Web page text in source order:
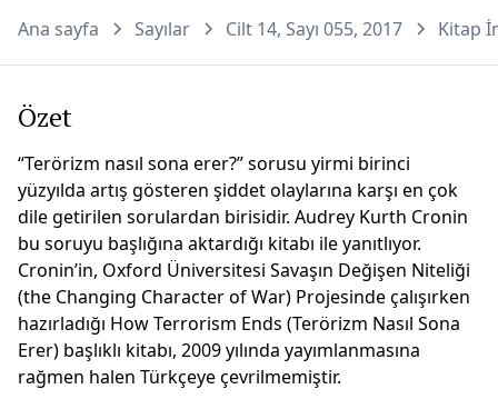
Ana sayfa Sayılar Cilt 14, Sayı 055, 2017 Kitap
Özet
“Terörizm nasıl sona erer?” sorusu yirmi birinci
yüzyılda artış gösteren şiddet olaylarına karşı en çok
dile getirilen sorulardan birisidir. Audrey Kurth Cronin
bu soruyu başlığına aktardığı kitabı ile yanıtlıyor.
Cronin’in, Oxford Üniversitesi Savaşın Değişen Niteliği
(the Changing Character of War) Projesinde çalışırken
hazırladığı How Terrorism Ends (Terörizm Nasıl Sona
Erer) başlıklı kitabı, 2009 yılında yayımlanmasına
rağmen halen Türkçeye çevrilmemiştir.